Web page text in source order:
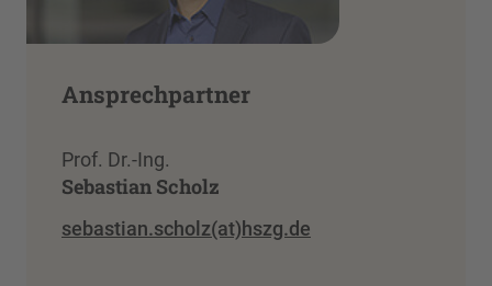
Ansprechpartner
Prof. Dr.-Ing.
Sebastian Scholz
sebastian.scholz(at)hszg.de